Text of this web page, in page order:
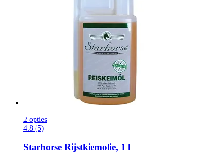
2 opties
4.8 (5)
Starhorse Rijstkiemolie, 1 l